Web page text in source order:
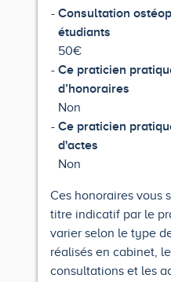
Consultation
étudiants
50€
Ce praticien
d’honoraires
Non
Ce praticien
d'actes
Non
Ces honoraires vous
titre indicatif par le
varier selon le type
réalisés en cabinet,
consultations et les